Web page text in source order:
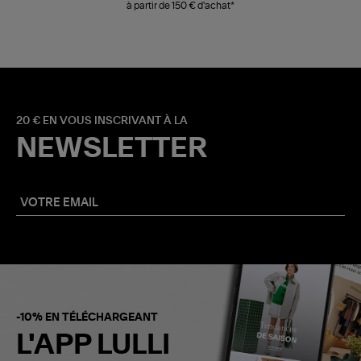
à partir de 150 € d'achat*
20 € EN VOUS INSCRIVANT À LA
NEWSLETTER
-10% EN TÉLÉCHARGEANT
L'APP LULLI